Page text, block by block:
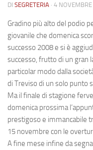
DI SEGRETERIA · 4
Gradino più alto del podio
giovanile che domenica
successo 2008 e si è
successo, frutto di un gran
particolar modo dalla
di Treviso di un solo punto
Ma il finale di stagione
domenica prossima
prestigoso e immancabile
15 novembre con le
A fine mese infine da